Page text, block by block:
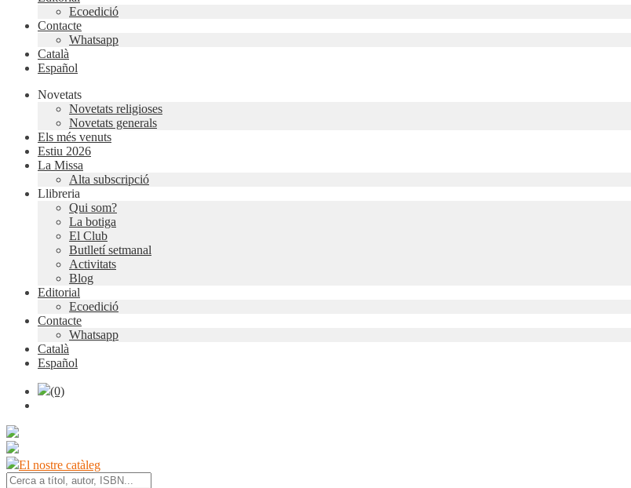
Ecoedició
Contacte
Whatsapp
Català
Español
Novetats
Novetats religioses
Novetats generals
Els més venuts
Estiu 2026
La Missa
Alta subscripció
Llibreria
Qui som?
La botiga
El Club
Butlletí setmanal
Activitats
Blog
Editorial
Ecoedició
Contacte
Whatsapp
Català
Español
(0)
El nostre catàleg